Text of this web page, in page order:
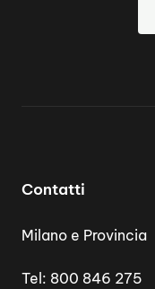
Contatti
Milano e Provincia
Tel: 800 846 275